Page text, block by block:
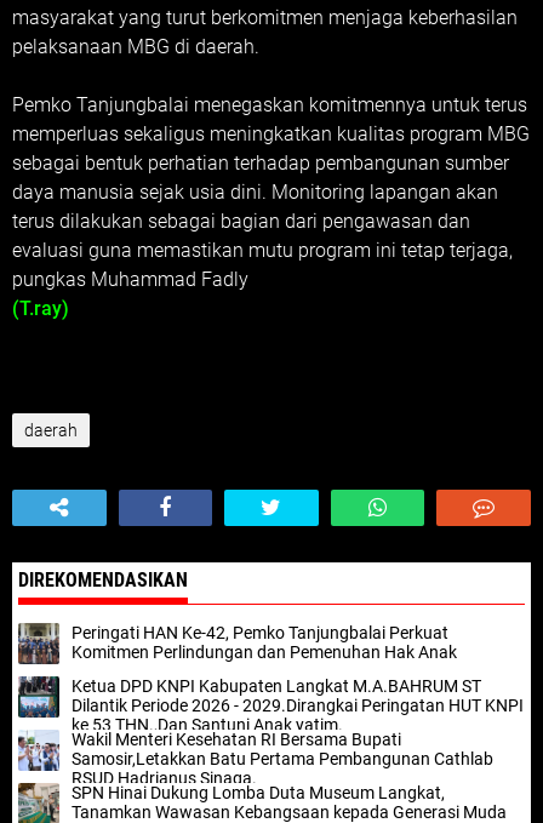
masyarakat yang turut berkomitmen menjaga keberhasilan
pelaksanaan MBG di daerah.
Pemko Tanjungbalai menegaskan komitmennya untuk terus
memperluas sekaligus meningkatkan kualitas program MBG
sebagai bentuk perhatian terhadap pembangunan sumber
daya manusia sejak usia dini. Monitoring lapangan akan
terus dilakukan sebagai bagian dari pengawasan dan
evaluasi guna memastikan mutu program ini tetap terjaga,
pungkas Muhammad Fadly
(T.ray)
daerah
DIREKOMENDASIKAN
Peringati HAN Ke-42, Pemko Tanjungbalai Perkuat
Komitmen Perlindungan dan Pemenuhan Hak Anak
Ketua DPD KNPI Kabupaten Langkat M.A.BAHRUM ST
Dilantik Periode 2026 - 2029.Dirangkai Peringatan HUT KNPI
ke 53 THN.,Dan Santuni Anak yatim.
Wakil Menteri Kesehatan RI Bersama Bupati
Samosir,Letakkan Batu Pertama Pembangunan Cathlab
RSUD Hadrianus Sinaga.
SPN Hinai Dukung Lomba Duta Museum Langkat,
Tanamkan Wawasan Kebangsaan kepada Generasi Muda